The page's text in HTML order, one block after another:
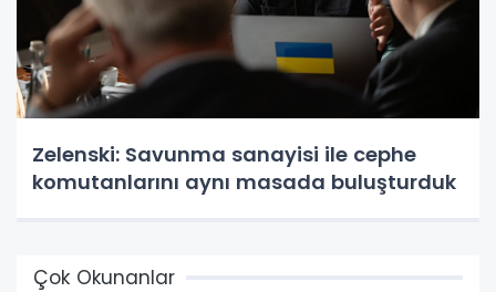
Zelenski: Savunma sanayisi ile cephe
komutanlarını aynı masada buluşturduk
Çok Okunanlar